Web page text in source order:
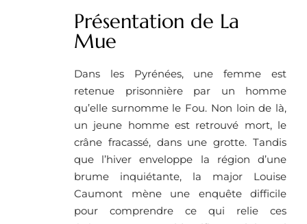
Présentation de La
Mue
Dans les Pyrénées, une femme est
retenue prisonnière par un homme
qu’elle surnomme le Fou. Non loin de là,
un jeune homme est retrouvé mort, le
crâne fracassé, dans une grotte. Tandis
que l’hiver enveloppe la région d’une
brume inquiétante, la major Louise
Caumont mène une enquête difficile
pour comprendre ce qui relie ces